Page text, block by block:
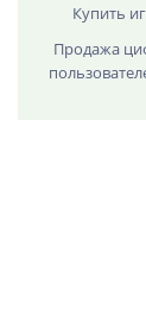
Купить
Продажа